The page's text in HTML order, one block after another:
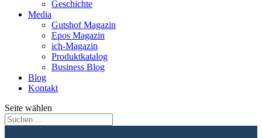
Geschichte
Media
Gutshof Magazin
Epos Magazin
ich-Magazin
Produktkatalog
Business Blog
Blog
Kontakt
Seite wählen